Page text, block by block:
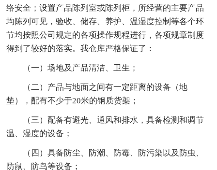
络安全；设置产品陈列室或陈列柜，所经营的主要产品
均陈列可见，验收、储存、养护、温湿度控制等各个环
节均按照公司规定的各项操作规程进行，各项规章制度
得到了较好的落实。我仓库严格保证了：
（一）场地及产品清洁、卫生；
（二）产品与地面之间有一定距离的设备（地
垫），配有不少于20米的钢质货架；
（三）配备有避光、通风和排水，具备检测和调节
温、湿度的设备；
（四）具备防尘、防潮、防霉、防污染以及防虫、
防鼠、防鸟等设备；